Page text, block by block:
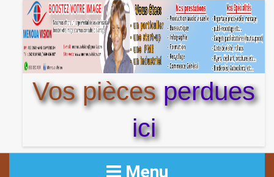
Vos piècesperdues
ici
Menu